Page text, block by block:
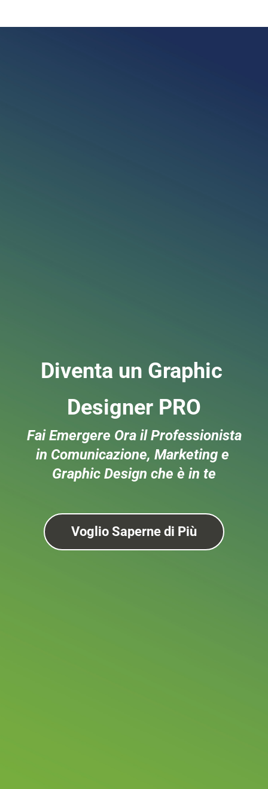
Diventa un Graphic
Designer PRO
Fai Emergere Ora il Professionista
in Comunicazione, Marketing e
Graphic Design che è in te
Voglio Saperne di Più